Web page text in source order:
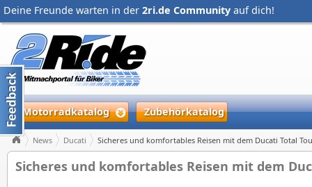
Deine Freunde warten in der 2ri.de Community auf dich!
Motorradkatalog Zubehörkatalog
News Ducati Sicheres und komfortables Reisen mit dem Ducati Total
Sicheres und komfortables Reisen mit dem